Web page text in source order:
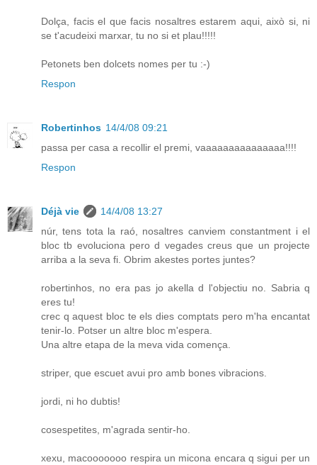
Dolça, facis el que facis nosaltres estarem aqui, això si, ni
se t'acudeixi marxar, tu no si et plau!!!!!
Petonets ben dolcets nomes per tu :-)
Respon
Robertinhos 14/4/08 09:21
passa per casa a recollir el premi, vaaaaaaaaaaaaaaa!!!!
Respon
Déjà vie
14/4/08 13:27
núr, tens tota la raó, nosaltres canviem constantment i el
bloc tb evoluciona pero d vegades creus que un projecte
arriba a la seva fi. Obrim akestes portes juntes?
robertinhos, no era pas jo akella d l'objectiu no. Sabria q
eres tu!
crec q aquest bloc te els dies comptats pero m'ha encantat
tenir-lo. Potser un altre bloc m'espera.
Una altre etapa de la meva vida comença.
striper, que escuet avui pro amb bones vibracions.
jordi, ni ho dubtis!
cosespetites, m'agrada sentir-ho.
xexu, macooooooo respira un micona encara q sigui per un